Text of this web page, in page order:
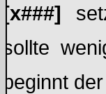
[x###]
sollte
beginnt